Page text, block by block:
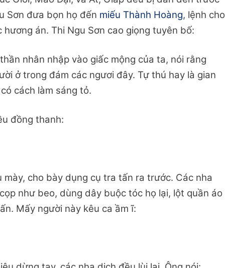
Sơn đưa bọn họ đến miếu Thành Hoàng, lệnh cho
án. Thi Ngu Sơn cao giọng tuyên bố:
nhân nhập vào giấc mộng của ta, nói rằng
ở trong đám các ngươi đây. Tự thú hay là gian
cách làm sáng tỏ.
đồng thanh:
mày, cho bày dụng cụ tra tấn ra trước. Các nha
như beo, dùng dây buộc tóc họ lại, lột quần áo
Mấy người này kêu ca ầm ĩ: